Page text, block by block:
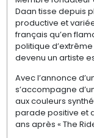
Daan tisse depuis
productive et
français qu’en
politique
devenu un artiste
Avec l’annonce
s’accompagne
aux couleurs
parade positive et
ans après « The